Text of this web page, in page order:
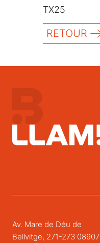
TX25
RETOUR
Av. Mare de Déu de
Bellvitge, 271-273 08907